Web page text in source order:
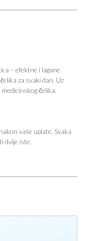
– efektne i lagane
za svaki dan. Uz
čelika.
vaše uplate. Svaka
dvije iste.